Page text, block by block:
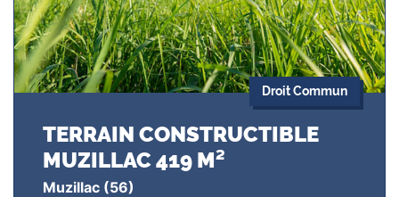
Droit Commun
TERRAIN CONSTRUCTIBLE
MUZILLAC 419 M²
Muzillac (56)